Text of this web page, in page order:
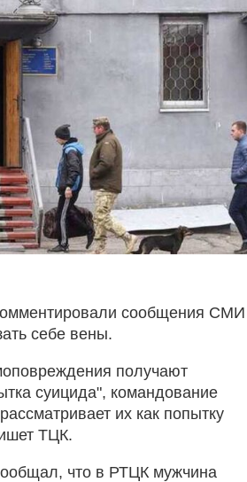
сообщения
себе вены.
получают
суицида", командование
их как попытку
ТЦК.
что в РТЦК мужчина